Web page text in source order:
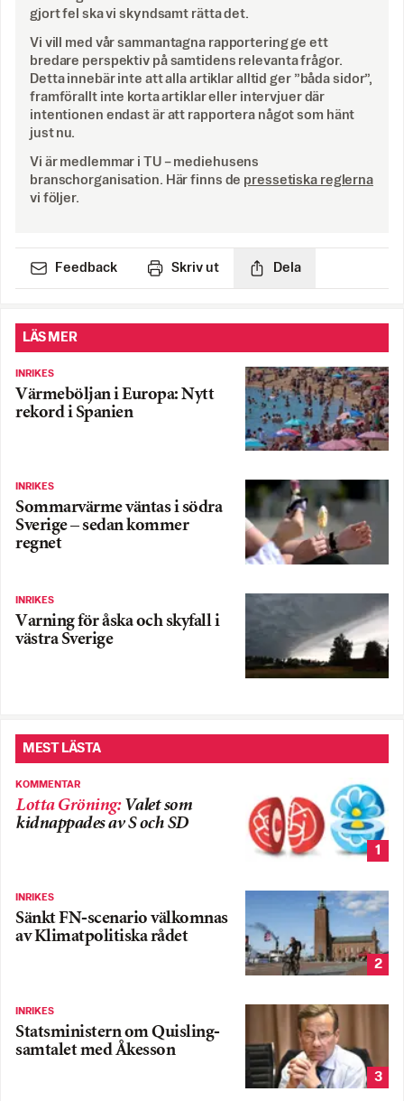
gjort fel ska vi skyndsamt rätta det.
Vi vill med vår sammantagna rapportering ge ett
bredare perspektiv på samtidens relevanta frågor.
Detta innebär inte att alla artiklar alltid ger ”båda sidor”,
framförallt inte korta artiklar eller intervjuer där
intentionen endast är att rapportera något som hänt
just nu.
Vi är medlemmar i TU – mediehusens
branschorganisation. Här finns de pressetiska reglerna
vi följer.
Feedback Skriv ut Dela
LÄS MER
INRIKES
Värmeböljan i Europa: Nytt
rekord i Spanien
INRIKES
Sommarvärme väntas i södra
Sverige – sedan kommer
regnet
INRIKES
Varning för åska och skyfall i
västra Sverige
MEST LÄSTA
KOMMENTAR
Lotta Gröning: Valet som
kidnappades av S och SD
1
INRIKES
Sänkt FN-scenario välkomnas
av Klimatpolitiska rådet
2
INRIKES
Statsministern om Quisling-
samtalet med Åkesson
3